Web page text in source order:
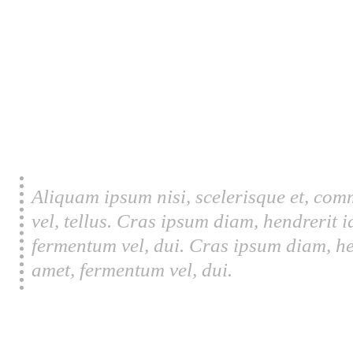
Aliquam ipsum nisi, scelerisque et,
vel, tellus. Cras ipsum diam, hendrerit
fermentum vel, dui. Cras ipsum diam,
amet, fermentum vel, dui.